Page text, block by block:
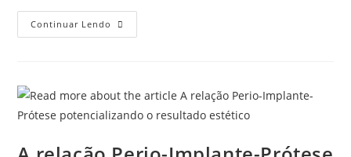
Continuar Lendo